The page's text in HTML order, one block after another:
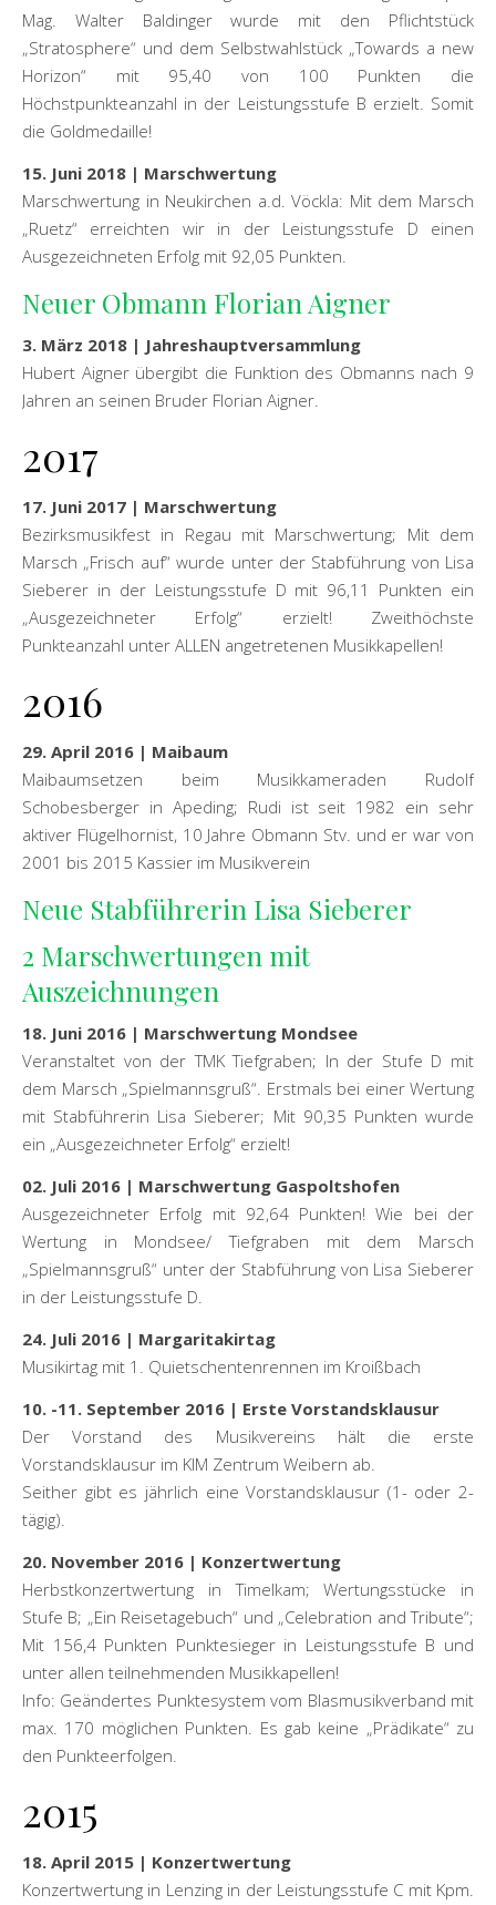
Mag. Walter Baldinger wurde mit den Pflichtstück
„Stratosphere“ und dem Selbstwahlstück „Towards a new
Horizon“ mit 95,40 von 100 Punkten die
Höchstpunkteanzahl in der Leistungsstufe B erzielt. Somit
die Goldmedaille!
15. Juni 2018 | Marschwertung
Marschwertung in Neukirchen a.d. Vöckla: Mit dem Marsch
„Ruetz“ erreichten wir in der Leistungsstufe D einen
Ausgezeichneten Erfolg mit 92,05 Punkten.
Neuer Obmann Florian Aigner
3. März 2018 | Jahreshauptversammlung
Hubert Aigner übergibt die Funktion des Obmanns nach 9
Jahren an seinen Bruder Florian Aigner.
2017
17. Juni 2017 | Marschwertung
Bezirksmusikfest in Regau mit Marschwertung; Mit dem
Marsch „Frisch auf“ wurde unter der Stabführung von Lisa
Sieberer in der Leistungsstufe D mit 96,11 Punkten ein
„Ausgezeichneter Erfolg“ erzielt! Zweithöchste
Punkteanzahl unter ALLEN angetretenen Musikkapellen!
2016
29. April 2016 | Maibaum
Maibaumsetzen beim Musikkameraden Rudolf
Schobesberger in Apeding; Rudi ist seit 1982 ein sehr
aktiver Flügelhornist, 10 Jahre Obmann Stv. und er war von
2001 bis 2015 Kassier im Musikverein
Neue Stabführerin Lisa Sieberer
2 Marschwertungen mit
Auszeichnungen
18. Juni 2016 | Marschwertung Mondsee
Veranstaltet von der TMK Tiefgraben; In der Stufe D mit
dem Marsch „Spielmannsgruß“. Erstmals bei einer Wertung
mit Stabführerin Lisa Sieberer; Mit 90,35 Punkten wurde
ein „Ausgezeichneter Erfolg“ erzielt!
02. Juli 2016 | Marschwertung Gaspoltshofen
Ausgezeichneter Erfolg mit 92,64 Punkten! Wie bei der
Wertung in Mondsee/ Tiefgraben mit dem Marsch
„Spielmannsgruß“ unter der Stabführung von Lisa Sieberer
in der Leistungsstufe D.
24. Juli 2016 | Margaritakirtag
Musikirtag mit 1. Quietschentenrennen im Kroißbach
10. -11. September 2016 | Erste Vorstandsklausur
Der Vorstand des Musikvereins hält die erste
Vorstandsklausur im KIM Zentrum Weibern ab.
Seither gibt es jährlich eine Vorstandsklausur (1- oder 2-
tägig).
20. November 2016 | Konzertwertung
Herbstkonzertwertung in Timelkam; Wertungsstücke in
Stufe B; „Ein Reisetagebuch“ und „Celebration and Tribute“;
Mit 156,4 Punkten Punktesieger in Leistungsstufe B und
unter allen teilnehmenden Musikkapellen!
Info: Geändertes Punktesystem vom Blasmusikverband mit
max. 170 möglichen Punkten. Es gab keine „Prädikate“ zu
den Punkteerfolgen.
2015
18. April 2015 | Konzertwertung
Konzertwertung in Lenzing in der Leistungsstufe C mit Kpm.